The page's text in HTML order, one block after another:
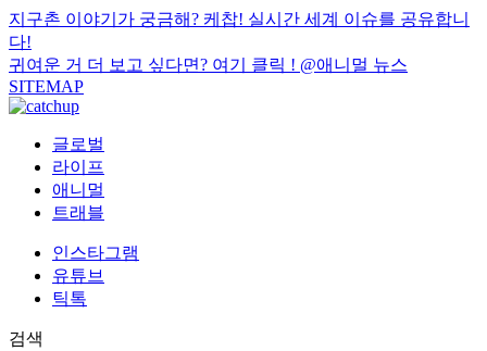
지구촌 이야기가 궁금해? 케찹! 실시간 세계 이슈를 공유합니
다!
귀여운 거 더 보고 싶다면? 여기 클릭 ! @애니멀 뉴스
SITEMAP
글로벌
라이프
애니멀
트래블
인스타그램
유튜브
틱톡
검색